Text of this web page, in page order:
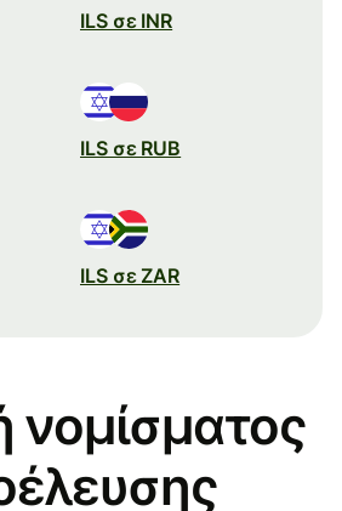
ILS σε INR
ILS σε RUB
ILS σε ZAR
νομίσματος